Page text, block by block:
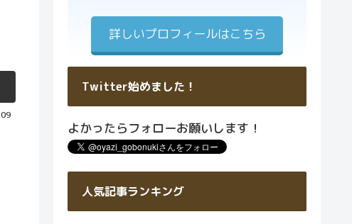
詳しいプロフィールはこちら
Twitter始めました！
よかったらフォローお願いします！
人気記事ランキング